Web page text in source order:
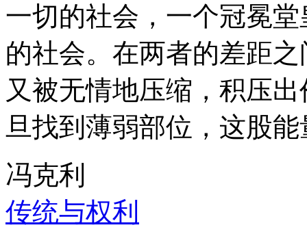
一切的社会，一个冠冕
的社会。在两者的差距
又被无情地压缩，积压
旦找到薄弱部位，这股
冯克利
传统与权利